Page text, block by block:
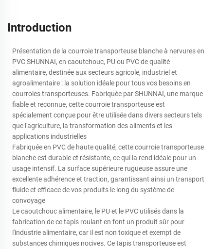
Introduction
Présentation de la courroie transporteuse blanche à nervures en
PVC SHUNNAI, en caoutchouc, PU ou PVC de qualité
alimentaire, destinée aux secteurs agricole, industriel et
agroalimentaire : la solution idéale pour tous vos besoins en
courroies transporteuses. Fabriquée par SHUNNAI, une marque
fiable et reconnue, cette courroie transporteuse est
spécialement conçue pour être utilisée dans divers secteurs tels
que l'agriculture, la transformation des aliments et les
applications industrielles
Fabriquée en PVC de haute qualité, cette courroie transporteuse
blanche est durable et résistante, ce qui la rend idéale pour un
usage intensif. La surface supérieure rugueuse assure une
excellente adhérence et traction, garantissant ainsi un transport
fluide et efficace de vos produits le long du système de
convoyage
Le caoutchouc alimentaire, le PU et le PVC utilisés dans la
fabrication de ce tapis roulant en font un produit sûr pour
l'industrie alimentaire, car il est non toxique et exempt de
substances chimiques nocives. Ce tapis transporteuse est